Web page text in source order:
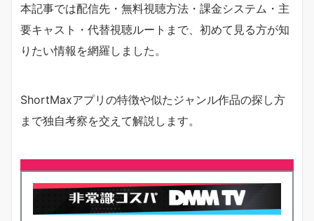
本記事では配信先・無料視聴方法・課金システム・主
要キャスト・代替視聴ルートまで、初めて見る方が知
りたい情報を網羅しました。
ShortMaxアプリの特徴や似たジャンル作品の探し方
まで独自考察を交えて解説します。